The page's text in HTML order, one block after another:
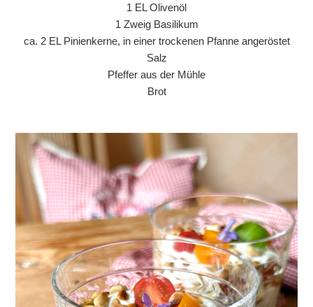
1 EL Olivenöl
1 Zweig Basilikum
ca. 2 EL Pinienkerne, in einer trockenen Pfanne angeröstet
Salz
Pfeffer aus der Mühle
Brot